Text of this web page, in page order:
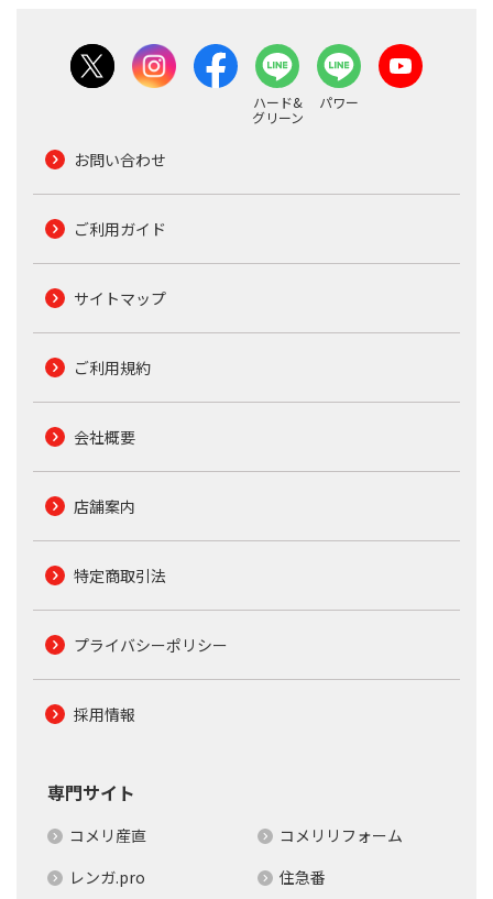
ハード&
グリーン
パワー
お問い合わせ
ご利用ガイド
サイトマップ
ご利用規約
会社概要
店舗案内
特定商取引法
プライバシーポリシー
採用情報
専門サイト
コメリ産直
コメリリフォーム
レンガ.pro
住急番